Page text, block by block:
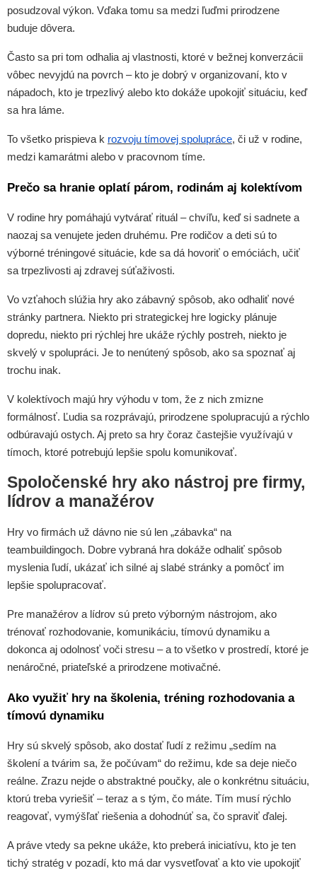
posudzoval výkon. Vďaka tomu sa medzi ľuďmi prirodzene
buduje dôvera.
Často sa pri tom odhalia aj vlastnosti, ktoré v bežnej konverzácii
vôbec nevyjdú na povrch – kto je dobrý v organizovaní, kto v
nápadoch, kto je trpezlivý alebo kto dokáže upokojiť situáciu, keď
sa hra láme.
To všetko prispieva k rozvoju tímovej spolupráce, či už v rodine,
medzi kamarátmi alebo v pracovnom tíme.
Prečo sa hranie oplatí párom, rodinám aj kolektívom
V rodine hry pomáhajú vytvárať rituál – chvíľu, keď si sadnete a
naozaj sa venujete jeden druhému. Pre rodičov a deti sú to
výborné tréningové situácie, kde sa dá hovoriť o emóciách, učiť
sa trpezlivosti aj zdravej súťaživosti.
Vo vzťahoch slúžia hry ako zábavný spôsob, ako odhaliť nové
stránky partnera. Niekto pri strategickej hre logicky plánuje
dopredu, niekto pri rýchlej hre ukáže rýchly postreh, niekto je
skvelý v spolupráci. Je to nenútený spôsob, ako sa spoznať aj
trochu inak.
V kolektívoch majú hry výhodu v tom, že z nich zmizne
formálnosť. Ľudia sa rozprávajú, prirodzene spolupracujú a rýchlo
odbúravajú ostych. Aj preto sa hry čoraz častejšie využívajú v
tímoch, ktoré potrebujú lepšie spolu komunikovať.
Spoločenské hry ako nástroj pre firmy,
lídrov a manažérov
Hry vo firmách už dávno nie sú len „zábavka“ na
teambuildingoch. Dobre vybraná hra dokáže odhaliť spôsob
myslenia ľudí, ukázať ich silné aj slabé stránky a pomôcť im
lepšie spolupracovať.
Pre manažérov a lídrov sú preto výborným nástrojom, ako
trénovať rozhodovanie, komunikáciu, tímovú dynamiku a
dokonca aj odolnosť voči stresu – a to všetko v prostredí, ktoré je
nenáročné, priateľské a prirodzene motivačné.
Ako využiť hry na školenia, tréning rozhodovania a
tímovú dynamiku
Hry sú skvelý spôsob, ako dostať ľudí z režimu „sedím na
školení a tvárim sa, že počúvam“ do režimu, kde sa deje niečo
reálne. Zrazu nejde o abstraktné poučky, ale o konkrétnu situáciu,
ktorú treba vyriešiť – teraz a s tým, čo máte. Tím musí rýchlo
reagovať, vymýšľať riešenia a dohodnúť sa, čo spraviť ďalej.
A práve vtedy sa pekne ukáže, kto preberá iniciatívu, kto je ten
tichý stratég v pozadí, kto má dar vysvetľovať a kto vie upokojiť